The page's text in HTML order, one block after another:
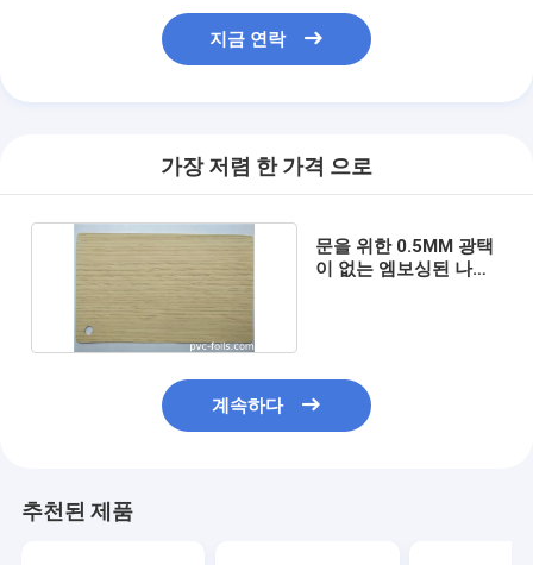
지금 연락
가장 저렴 한 가격 으로
문을 위한 0.5MM 광택
이 없는 엠보싱된 나무
계속하다
추천된 제품